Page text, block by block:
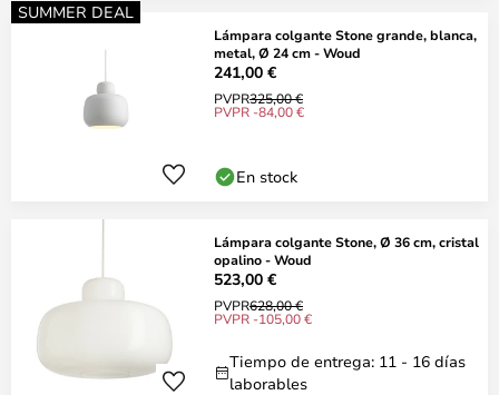
SUMMER DEAL
Lámpara colgante Stone grande, blanca,
metal, Ø 24 cm - Woud
241,00 €
PVPR325,00 €
PVPR -84,00 €
En stock
Lámpara colgante Stone, Ø 36 cm, cristal
opalino - Woud
523,00 €
PVPR628,00 €
PVPR -105,00 €
Tiempo de entrega: 11 - 16 días
laborables